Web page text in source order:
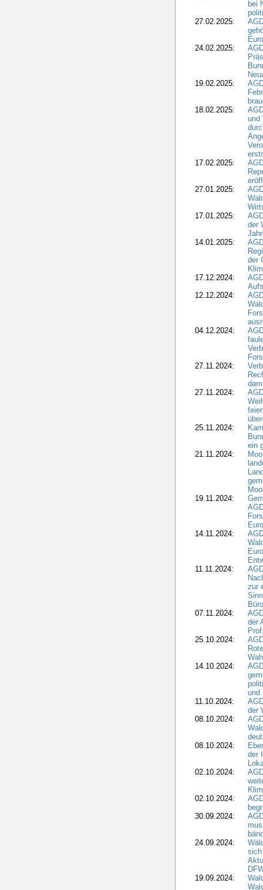
bei
27.02.2025:
24.02.2025:
19.02.2025:
18.02.2025:
und
17.02.2025:
27.01.2025:
17.01.2025:
der
14.01.2025:
der
17.12.2024:
12.12.2024:
04.12.2024:
27.11.2024:
27.11.2024:
25.11.2024:
ein
21.11.2024:
19.11.2024:
14.11.2024:
11.11.2024:
zur
07.11.2024:
der
25.10.2024:
14.10.2024:
und
11.10.2024:
der
08.10.2024:
08.10.2024:
der
02.10.2024:
02.10.2024:
30.09.2024:
24.09.2024:
sich
19.09.2024: